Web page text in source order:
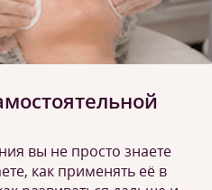
вы не просто знаете
как применять её в